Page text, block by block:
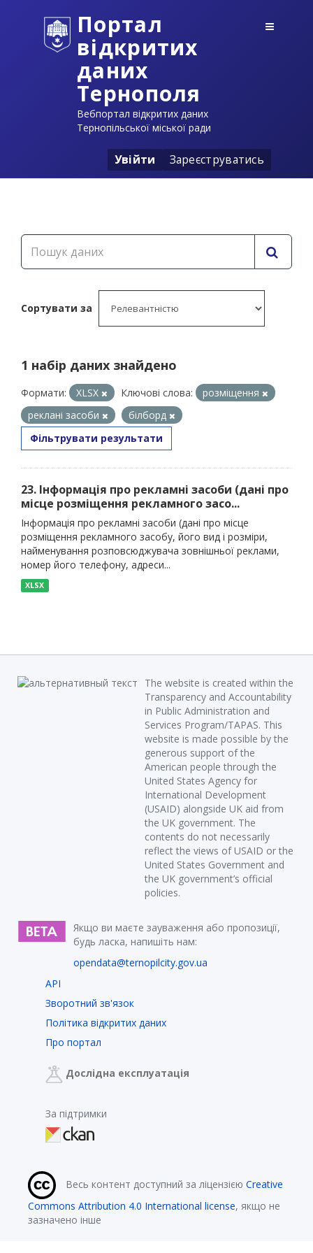
Портал
відкритих
даних
Тернополя
Вебпортал відкритих даних
Тернопільської міської ради
Увійти Зареєструватись
Сортувати за
1 набір даних знайдено
Формати: XLSX Ключові слова:
розміщення
реклані засоби
білборд
Фільтрувати результати
23. Інформація про рекламні засоби (дані про
місце розміщення рекламного засо...
Інформація про рекламні засоби (дані про місце
розміщення рекламного засобу, його вид і розміри,
найменування розповсюджувача зовнішньої реклами,
номер його телефону, адреси...
XLSX
The website is created within the
Transparency and Accountability
in Public Administration and
Services Program/TAPAS. This
website is made possible by the
generous support of the
American people through the
United States Agency for
International Development
(USAID) alongside UK aid from
the UK government. The
contents do not necessarily
reflect the views of USAID or the
United States Government and
the UK government’s official
policies.
Якщо ви маєте зауваження або пропозиції,
будь ласка, напишіть нам:
opendata@ternopilcity.gov.ua
API
Зворотний зв'язок
Політика відкритих даних
Про портал
Дослідна експлуатація
За підтримки
Весь контент доступний за ліцензією Creative
Commons Attribution 4.0 International license, якщо не
зазначено інше